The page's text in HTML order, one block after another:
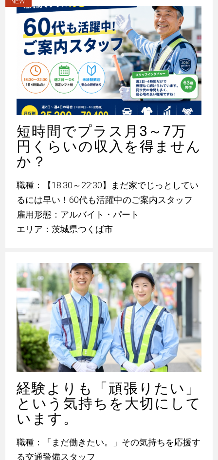
短時間でプラス月3～7万
円くらいの収入を得ません
か？
職種：【18:30～22:30】まだ家でじっとしてい
るには早い！60代も活躍中のご案内スタッフ
雇用形態：アルバイト・パート
エリア：茨城県つくば市
経験よりも「頑張りたい」
という気持ちを大切にして
います。
職種：「まだ働きたい。」その気持ちを応援す
る交通警備スタッフ